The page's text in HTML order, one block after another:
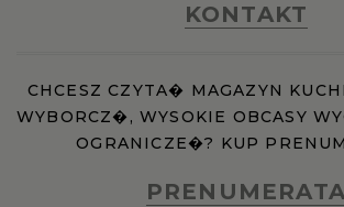
KONTAKT
CHCESZ CZYTA� MAGAZYN
WYBORCZ�, WYSOKIE OBCASY
OGRANICZE�? KUP
PRENUMERATA